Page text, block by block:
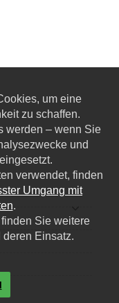
um eine
zu schaffen.
werden – wenn Sie
und
verwendet, finden
Umgang mit
.
finden Sie weitere
deren Einsatz.